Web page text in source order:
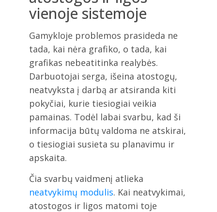
vienoje sistemoje
Gamykloje problemos prasideda ne
tada, kai nėra grafiko, o tada, kai
grafikas nebeatitinka realybės.
Darbuotojai serga, išeina atostogų,
neatvyksta į darbą ar atsiranda kiti
pokyčiai, kurie tiesiogiai veikia
pamainas. Todėl labai svarbu, kad ši
informacija būtų valdoma ne atskirai,
o tiesiogiai susieta su planavimu ir
apskaita.
Čia svarbų vaidmenį atlieka
neatvykimų modulis. Kai neatvykimai,
atostogos ir ligos matomi toje